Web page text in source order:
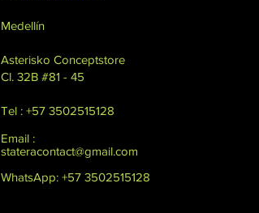
Medellín
Asterisko Conceptstore
Cl. 32B #81 - 45
Tel : +57 3502515128
Email :
stateracontact@gmail.com
WhatsApp: +57 3502515128